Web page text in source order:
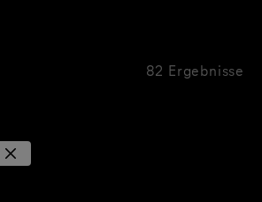
82 Ergebnisse